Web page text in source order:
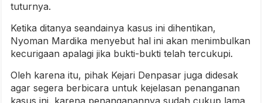
tuturnya.
Ketika ditanya seandainya kasus ini dihentikan,
Nyoman Mardika menyebut hal ini akan menimbulkan
kecurigaan apalagi jika bukti-bukti telah tercukupi.
Oleh karena itu, pihak Kejari Denpasar juga didesak
agar segera berbicara untuk kejelasan penanganan
kasus ini, karena penanganannya sudah cukup lama